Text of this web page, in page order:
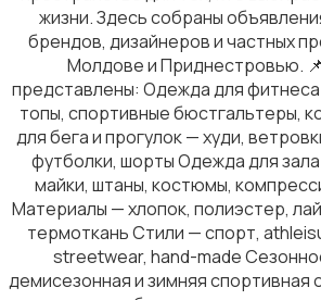
Комбинезоны
Домашняя одежда1
жизни. Здесь собраны
брендов, дизайнеров и частных
Молдове и Приднестровью.
представлены: Одежда для фитнеса
топы, спортивные бюстгальтеры,
для бега и прогулок — худи,
футболки, шорты Одежда для
майки, штаны, костюмы,
Материалы — хлопок, полиэстер,
термоткань Стили — спорт,
streetwear, hand-made
демисезонная и зимняя спортивная